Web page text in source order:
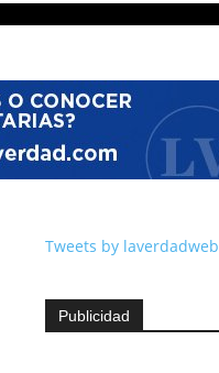
Tweets by laverdadweb
Publicidad